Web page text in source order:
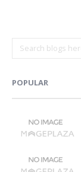
POPULAR